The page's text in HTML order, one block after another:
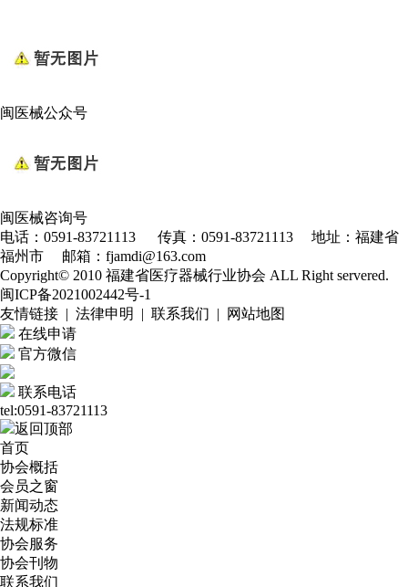
闽医械公众号
闽医械咨询号
电话：0591-83721113 传真：0591-83721113 地址：福建省
福州市 邮箱：fjamdi@163.com
Copyright© 2010 福建省医疗器械行业协会 ALL Right servered.
闽ICP备2021002442号-1
友情链接 | 法律申明 | 联系我们 | 网站地图
在线申请
官方微信
联系电话
tel:0591-83721113
返回顶部
首页
协会概括
会员之窗
新闻动态
法规标准
协会服务
协会刊物
联系我们